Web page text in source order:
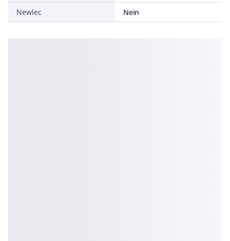
Newlec
Nein